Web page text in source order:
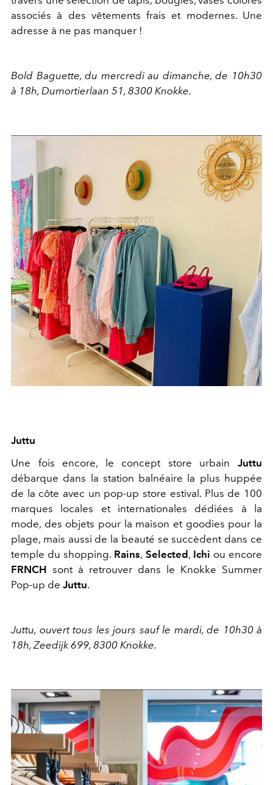
associés à des vêtements frais et modernes. Une
adresse à ne pas manquer !
Bold Baguette, du mercredi au dimanche, de 10h30
à 18h, Dumortierlaan 51, 8300 Knokke.
Juttu
Une fois encore, le concept store urbain Juttu
débarque dans la station balnéaire la plus huppée
de la côte avec un pop-up store estival. Plus de 100
marques locales et internationales dédiées à la
mode, des objets pour la maison et goodies pour la
plage, mais aussi de la beauté se succèdent dans ce
temple du shopping. Rains, Selected , Ichi ou encore
FRNCH sont à retrouver dans le Knokke Summer
Pop-up de Juttu.
Juttu, ouvert tous les jours sauf le mardi, de 10h30 à
18h, Zeedijk 699, 8300 Knokke.